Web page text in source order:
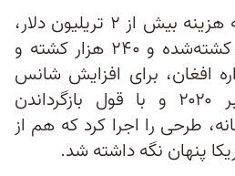
دولت ترامپ با محاسبه هزینه بیش از ۲ تریلیون دلار،
۲۴۰۰ نظامی آمریکایی کشته‌شده و ۲۴۰ هزار کشته و
آواره افغان، برای افزایش شانس
انتخاباتی‌اش در نوامبر ۲۰۲۰ و با قول بازگرداندن
طرحی را اجرا کرد که هم از
پنهان نگه داشته شد.